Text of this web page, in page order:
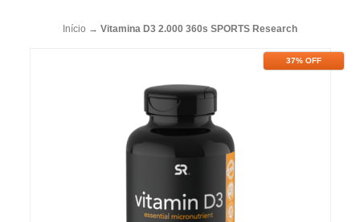
Início → Vitamina D3 2.000 360s SPORTS Research
37% OFF